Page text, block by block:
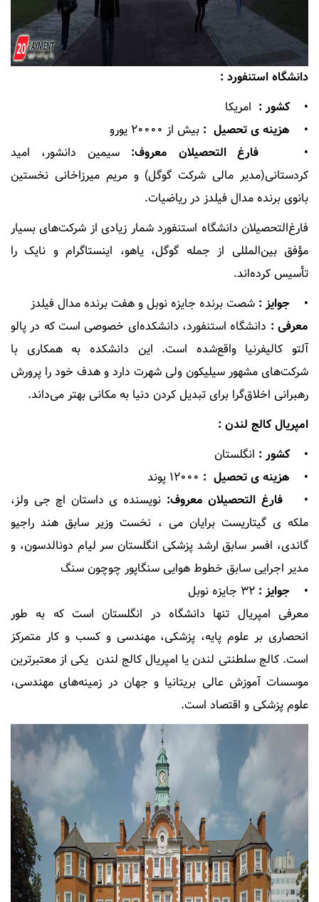
دانشگاه استنفورد :
• کشور : امریکا
• هزینه ی تحصیل : بیش از ۲۰۰۰۰ یورو
• فارغ التحصیلان معروف: سیمین دانشور، امید
کردستانی(مدیر مالی شرکت گوگل) و مریم میرزاخانی نخستین
بانوی برنده مدال فیلدز در ریاضیات.
فارغ‌التحصیلان دانشگاه استنفورد شمار زیادی از شرکت‌های بسیار
مؤفق بین‌المللی از جمله گوگل، یاهو، اینستاگرام و نایک را
تأسیس کرده‌اند.
• جوایز : شصت برنده جایزه نوبل و هفت برنده مدال فیلدز
معرفی : دانشگاه استنفورد، دانشکده‌ای خصوصی است که در پالو
آلتو کالیفرنیا واقع‌شده است. این دانشکده به همکاری با
شرکت‌های مشهور سیلیکون ولی شهرت دارد و هدف خود را پرورش
رهبرانی اخلاق‌گرا برای تبدیل کردن دنیا به مکانی بهتر می‌داند.
امپریال کالج لندن :
• کشور : انگلستان
• هزینه ی تحصیل :
• فارغ التحصیلان معروف: نویسنده ی داستان اچ جی ولز،
ملکه ی گیتاریست برایان می ، نخست وزیر سابق هند راجیو
گاندی، افسر سابق ارشد پزشکی انگلستان سر لیام دونالدسون، و
مدیر اجرایی سابق خطوط هوایی سنگاپور چوچون سنگ
• جوایز :
معرفی امپریال تنها دانشگاه در انگلستان است که به طور
انحصاری بر علوم پایه، پزشکی، مهندسی و کسب و کار متمرکز
است. کالج سلطنتی لندن یا امپریال کالج لندن یکی از معتبرترین
موسسات آموزش عالی بریتانیا و جهان در زمینه‌های مهندسی،
علوم پزشکی و اقتصاد است.